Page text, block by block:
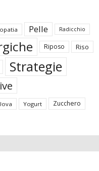
Pelle Radicchio
Riposo Riso
Strategie
Yogurt Zucchero